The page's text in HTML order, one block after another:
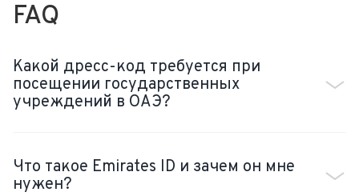
FAQ
Какой дресс-код требуется при
посещении государственных
учреждений в ОАЭ?
Что такое Emirates ID и зачем он мне
нужен?